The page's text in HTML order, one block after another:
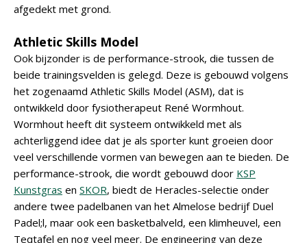
afgedekt met grond.
Athletic Skills Model
Ook bijzonder is de performance-strook, die tussen de
beide trainingsvelden is gelegd. Deze is gebouwd volgens
het zogenaamd Athletic Skills Model (ASM), dat is
ontwikkeld door fysiotherapeut René Wormhout.
Wormhout heeft dit systeem ontwikkeld met als
achterliggend idee dat je als sporter kunt groeien door
veel verschillende vormen van bewegen aan te bieden. De
performance-strook, die wordt gebouwd door KSP
Kunstgras en SKOR, biedt de Heracles-selectie onder
andere twee padelbanen van het Almelose bedrijf Duel
Padel;l, maar ook een basketbalveld, een klimheuvel, een
Teqtafel en nog veel meer. De engineering van deze